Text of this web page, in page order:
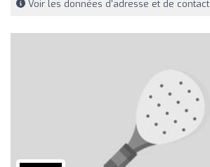
Voir les données d'adresse et de contact